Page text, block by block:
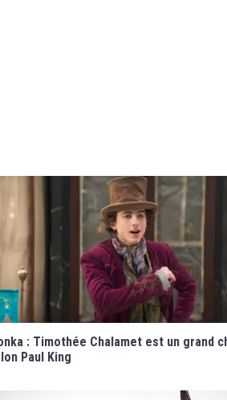
: Timothée Chalamet est un grand
Paul King